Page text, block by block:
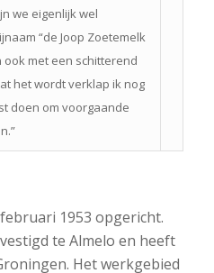
we eigenlijk wel
“de Joop Zoetemelk
ook met een schitterend
het wordt verklap ik nog
doen om voorgaande
1953 opgericht.
te Almelo en heeft
Het werkgebied